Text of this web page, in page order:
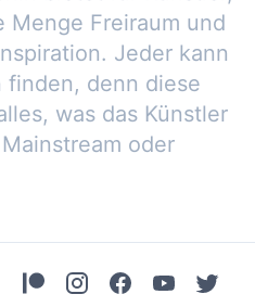
Menge Freiraum und
Jeder kann
finden, denn diese
was das Künstler
oder